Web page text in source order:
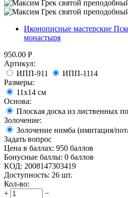
Иконописные мастерские
монастыря
950.00 Р
Артикул:
ИПП-911
ИПП-1114
Размеры:
11х14 см
Основа:
Плоская доска из лиственных
Золочение:
Золочение нимба (имитация/
Задать вопрос
Цена в баллах: 950 баллов
Бонусные баллы: 0 баллов
КОД: 2008147303419
Доступность: 26 шт.
Кол-во:
+
−